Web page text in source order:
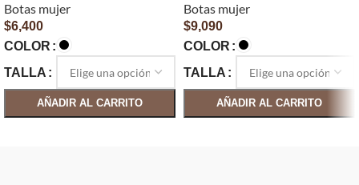
Botas mujer
$6,400
COLOR
TALLA
AÑADIR AL CARRITO
Botas mujer
$9,090
COLOR
TALLA
AÑADIR AL CARRITO